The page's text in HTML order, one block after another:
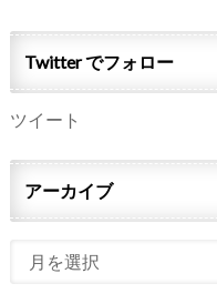
Twitter でフォロー
ツイート
アーカイブ